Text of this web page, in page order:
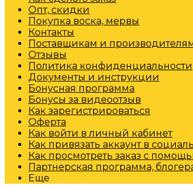
Опт, скидки
Покупка воска, мервы
Контакты
Поставщикам и
Отзывы
Политика конфиденциальности
Документы и инструкции
Бонусная программа
Бонусы за видеоотзыв
Как зарегистрироваться
Оферта
Как войти в личный кабинет
Как привязать аккаунт в
Как просмотреть заказ с
Партнерская программа,
Еще